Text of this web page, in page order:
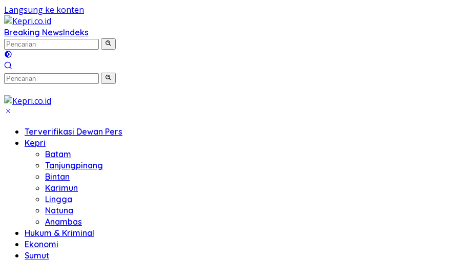
Langsung ke konten
Breaking NewsIndeks
Terverifikasi Dewan Pers
Kepri
Batam
Tanjungpinang
Bintan
Karimun
Lingga
Natuna
Anambas
Hukum & Kriminal
Ekonomi
Sumut